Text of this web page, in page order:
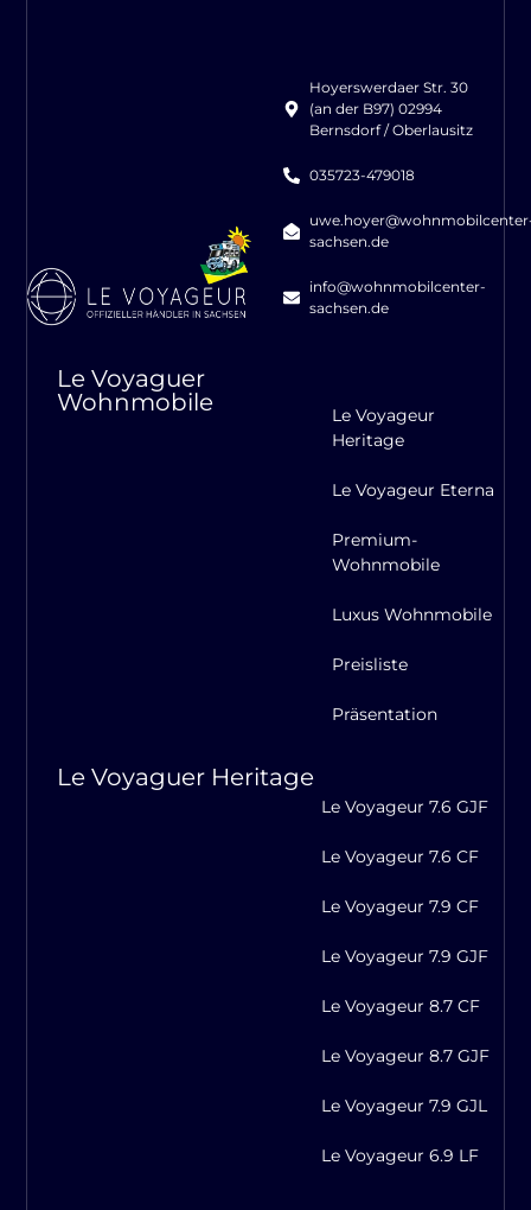
Hoyerswerdaer Str. 30
(an der B97) 02994
Bernsdorf / Oberlausitz
035723-479018
sachsen.de
info@wohnmobilcenter-
sachsen.de
Le Voyaguer
Wohnmobile
Le Voyageur
Heritage
Le Voyageur Eterna
Premium-
Wohnmobile
Luxus Wohnmobile
Preisliste
Präsentation
Le Voyaguer Heritage
Le Voyageur 7.6 GJF
Le Voyageur 7.6 CF
Le Voyageur 7.9 CF
Le Voyageur 7.9 GJF
Le Voyageur 8.7 CF
Le Voyageur 8.7 GJF
Le Voyageur 7.9 GJL
Le Voyageur 6.9 LF